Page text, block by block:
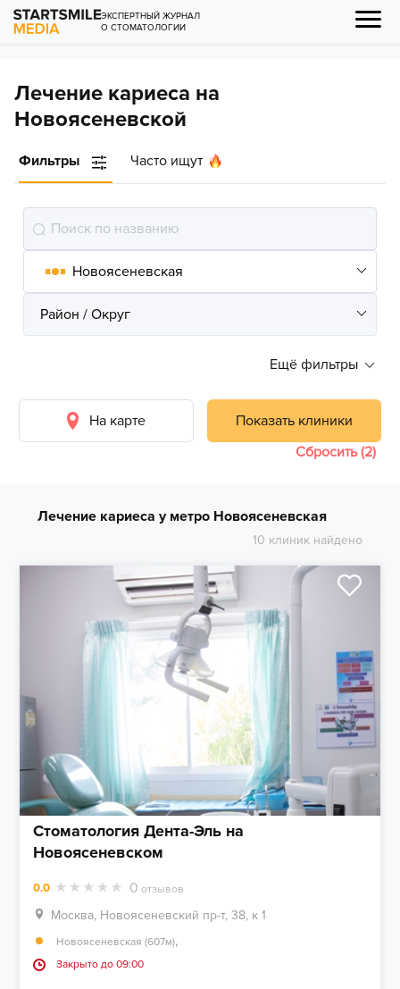
ЭКСПЕРТНЫЙ ЖУРНАЛ
О СТОМАТОЛОГИИ
Лечение кариеса на
Новоясеневской
Фильтры Часто ищут
Ещё фильтры
На карте
Показать клиники
Сбросить (2)
Лечение кариеса у метро Новоясеневская
10 клиник найдено
Стоматология Дента-Эль на
Новоясеневском
0.0 0 отзывов
Москва, Новоясеневский пр-т, 38, к 1
Новоясеневская (607м),
Закрыто до 09:00